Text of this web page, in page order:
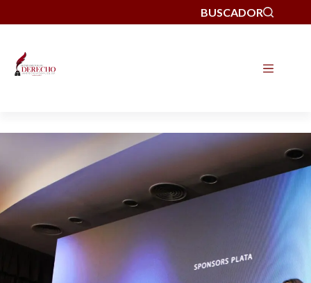
BUSCADOR